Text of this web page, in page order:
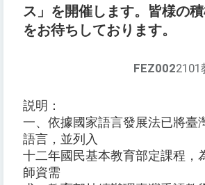
ス」を開催します。皆様の
をお待ちしております。
FEZ0022101
説明：
一、依據國家語言發展法已將臺
語言，並列入
十二年國民基本教育部定課程，
師資需